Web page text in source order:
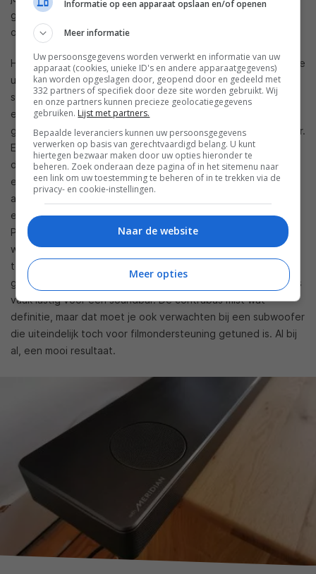
goed omschakelen als we naar een andere soort content
overstapten.
Hoewel een soundbar moeilijk de volle klank kan leveren die je
uit twee degelijke passieve speakers krijgt, doet deze LG-
soundbar wel heel hard zijn best. LG en Meridian verdienen
een schouderklopje omdat ze toch maximaal een
gebalanceerde weergave halen uit een lange, slanke speaker.
Een metalnummer als ‘Tailgunner’ van Iron Maiden illustreert
dat goed. Het is een track die meestal niet te genieten is op
een soundbar omdat kleine speakers het gewoonweg niet
aankunnen, hier klinkt het wel behoorlijk goed. Er zit vaart in
en je krijgt inderdaad een degelijk stereobeeld. Gregory
Porters ‘Liquid Spirit’ rolt ook lekker uit de LG-soundbar; de
warme honingstem van Porter komt mooi uit het midden
terwijl de piano en het geklap wat meer naar achter
gepositioneerd zijn. Die ‘diepte’ in een opname laten horen is
vaak lastig voor een soundbar. De contrabas mist wat
definitie, maar dat moet je ook verwachten bij een subwoofer
die uiteindelijk toch voor filmondersteuning getuned is. Al bij
al, een mooi resultaat.
Informatie op een apparaat opslaan en/of openen
Meer informatie
Uw persoonsgegevens worden verwerkt en informatie van uw
apparaat (cookies, unieke ID's en andere apparaatgegevens)
kan worden opgeslagen door, geopend door en gedeeld met
332 partners of specifiek door deze site worden gebruikt. Wij
en onze partners kunnen precieze geolocatiegegevens
gebruiken. Lijst met partners.
Bepaalde leveranciers kunnen uw persoonsgegevens
verwerken op basis van gerechtvaardigd belang. U kunt
hiertegen bezwaar maken door uw opties hieronder te
beheren. Zoek onderaan deze pagina of in het sitemenu naar
een link om uw toestemming te beheren of in te trekken via de
privacy- en cookie-instellingen.
Naar de website
Meer opties